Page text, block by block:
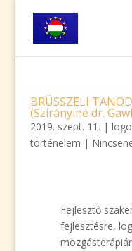
BRÜSSZELI
(Szirányiné dr.
2019. szept. 11. |
történelem |
Fejlesztő
fejlesztésre,